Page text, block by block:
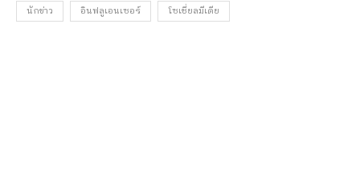
นักข่าว อินฟลูเอนเซอร์ โซเชี่ยลมีเดีย